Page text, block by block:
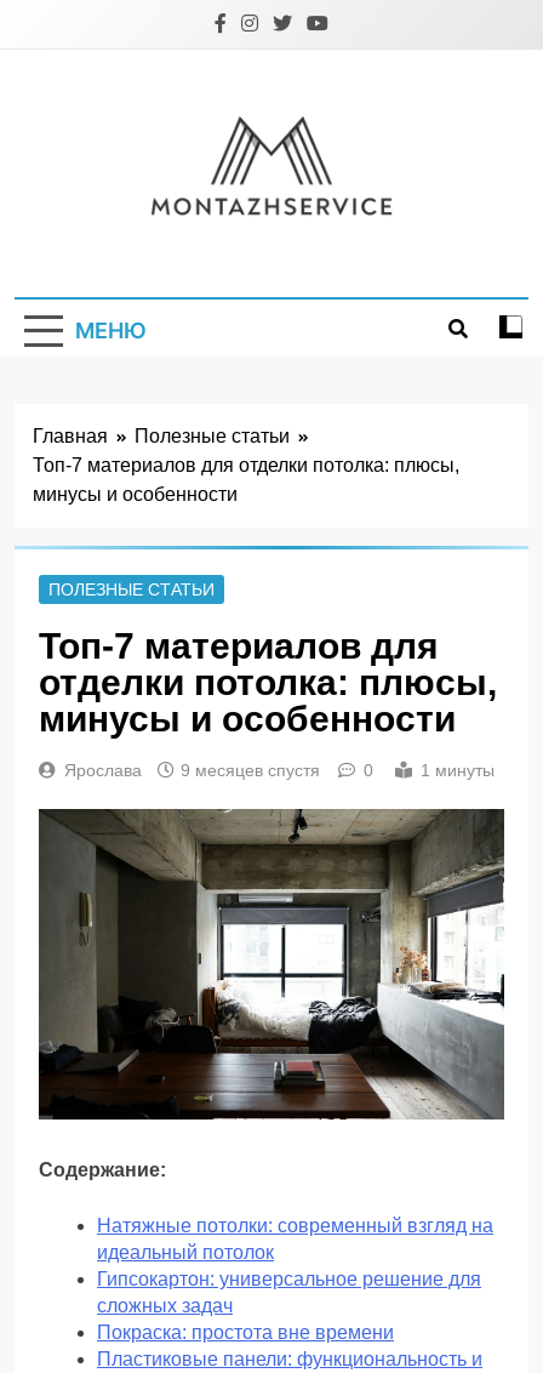
МЕНЮ
Главная
Полезные статьи
Топ-7 материалов для отделки потолка: плюсы,
минусы и особенности
ПОЛЕЗНЫЕ СТАТЬИ
Топ-7 материалов для
отделки потолка: плюсы,
минусы и особенности
Ярослава 9 месяцев спустя 0 1 минуты
Содержание:
Натяжные потолки: современный взгляд на
идеальный потолок
Гипсокартон: универсальное решение для
сложных задач
Покраска: простота вне времени
Пластиковые панели: функциональность и